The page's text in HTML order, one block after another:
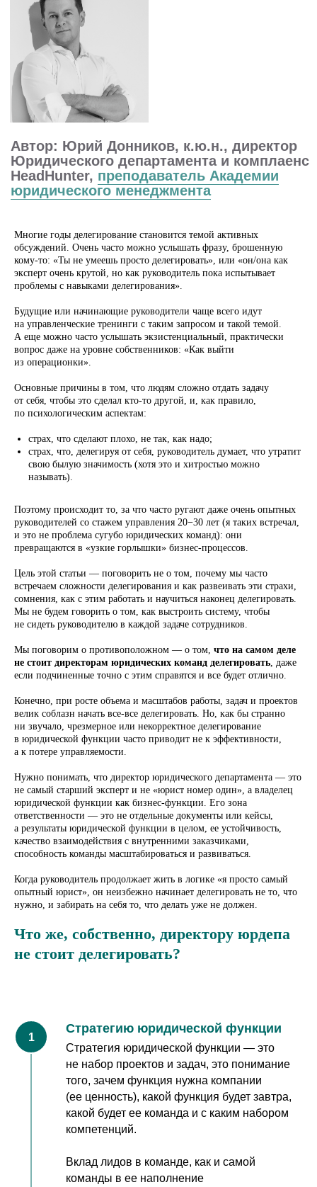
Многие годы делегирование становится темой активных
обсуждений. Очень часто можно услышать фразу, брошенную
кому-то: «Ты не умеешь просто делегировать», или «он/она как
эксперт очень крутой, но как руководитель пока испытывает
проблемы с навыками делегирования».
Будущие или начинающие руководители чаще всего идут
на управленческие тренинги с таким запросом и такой темой.
А еще можно часто услышать экзистенциальный, практически
вопрос даже на уровне собственников: «Как выйти
из операционки».
Основные причины в том, что людям сложно отдать задачу
от себя, чтобы это сделал кто-то другой, и, как правило,
по психологическим аспектам:
страх, что сделают плохо, не так, как надо;
страх, что, делегируя от себя, руководитель думает, что утратит
свою былую значимость (хотя это и хитростью можно
называть).
Поэтому происходит то, за что часто ругают даже очень опытных
руководителей со стажем управления 20−30 лет (я таких встречал,
и это не проблема сугубо юридических команд): они
превращаются в «узкие горлышки» бизнес-процессов.
Цель этой статьи — поговорить не о том, почему мы часто
встречаем сложности делегирования и как развеивать эти страхи,
сомнения, как с этим работать и научиться наконец делегировать.
Мы не будем говорить о том, как выстроить систему, чтобы
не сидеть руководителю в каждой задаче сотрудников.
Мы поговорим о противоположном — о том, что на самом деле
не стоит директорам юридических команд делегировать, даже
если подчиненные точно с этим справятся и все будет отлично.
Конечно, при росте объема и масштабов работы, задач и проектов
велик соблазн начать все-все делегировать. Но, как бы странно
ни звучало, чрезмерное или некорректное делегирование
в юридической функции часто приводит не к эффективности,
а к потере управляемости.
Нужно понимать, что директор юридического департамента — это
не самый старший эксперт и не «юрист номер один», а владелец
юридической функции как бизнес-функции. Его зона
ответственности — это не отдельные документы или кейсы,
а результаты юридической функции в целом, ее устойчивость,
качество взаимодействия с внутренними заказчиками,
способность команды масштабироваться и развиваться.
Когда руководитель продолжает жить в логике «я просто самый
опытный юрист», он неизбежно начинает делегировать не то, что
нужно, и забирать на себя то, что делать уже не должен.
Что же, собственно, директору юрдепа
не стоит делегировать?
Стратегию юридической функции
Стратегия юридической функции — это
не набор проектов и задач, это понимание
того, зачем функция нужна компании
(ее ценность), какой функция будет завтра,
какой будет ее команда и с каким набором
компетенций.
Вклад лидов в команде, как и самой
команды в ее наполнение